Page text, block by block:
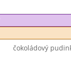
čokoládový